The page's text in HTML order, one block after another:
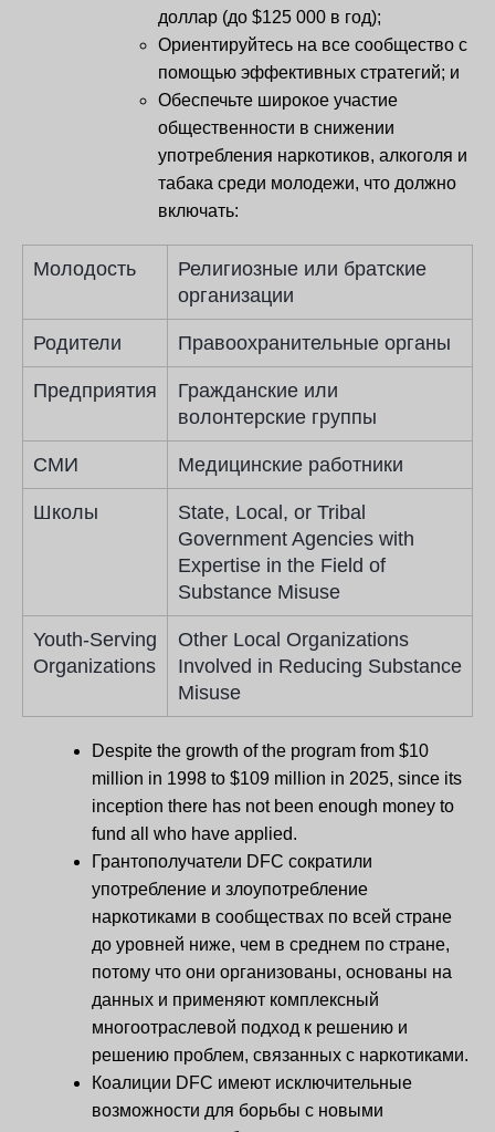
доллар (до $125 000 в год);
Ориентируйтесь на все сообщество с
помощью эффективных стратегий; и
Обеспечьте широкое участие
общественности в снижении
употребления наркотиков, алкоголя и
табака среди молодежи, что должно
включать:
Молодость
Религиозные или братские
организации
Родители Правоохранительные органы
Предприятия
Гражданские или
волонтерские группы
СМИ Медицинские работники
Школы
State, Local, or Tribal
Government Agencies with
Expertise in the Field of
Substance Misuse
Youth-Serving
Organizations
Other Local Organizations
Involved in Reducing Substance
Misuse
Despite the growth of the program from $10
million in 1998 to $109 million in 2025, since its
inception there has not been enough money to
fund all who have applied.
Грантополучатели DFC сократили
употребление и злоупотребление
наркотиками в сообществах по всей стране
до уровней ниже, чем в среднем по стране,
потому что они организованы, основаны на
данных и применяют комплексный
многоотраслевой подход к решению и
решению проблем, связанных с наркотиками.
Коалиции DFC имеют исключительные
возможности для борьбы с новыми